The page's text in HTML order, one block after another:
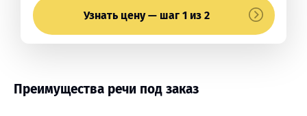
Узнать цену — шаг 1 из 2
Преимущества речи под заказ